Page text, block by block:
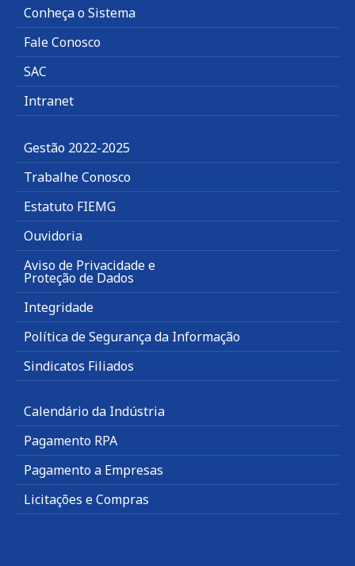
Conheça o Sistema
Fale Conosco
SAC
Intranet
Gestão 2022-2025
Trabalhe Conosco
Estatuto FIEMG
Ouvidoria
Aviso de Privacidade e
Proteção de Dados
Integridade
Política de Segurança da Informação
Sindicatos Filiados
Calendário da Indústria
Pagamento RPA
Pagamento a Empresas
Licitações e Compras